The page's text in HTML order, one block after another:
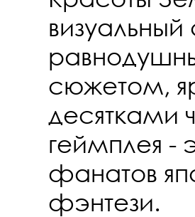
визуальный
сюжетом,
десятками
геймплея -
фанатов
фэнтези.